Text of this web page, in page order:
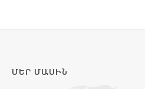
ՄԵՐ ՄԱՍԻՆ